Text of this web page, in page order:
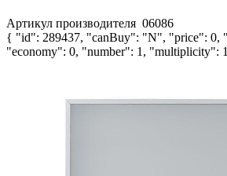
Артикул производителя 06086
{ "id": 289437, "canBuy": "N", "price": 0,
"economy": 0, "number": 1, "multiplicity":